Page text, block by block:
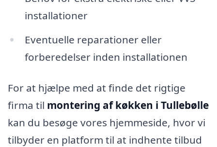
installationer
Eventuelle reparationer eller
forberedelser inden installationen
For at hjælpe med at finde det rigtige
firma til montering af køkken i Tullebølle
kan du besøge vores hjemmeside, hvor vi
tilbyder en platform til at indhente tilbud